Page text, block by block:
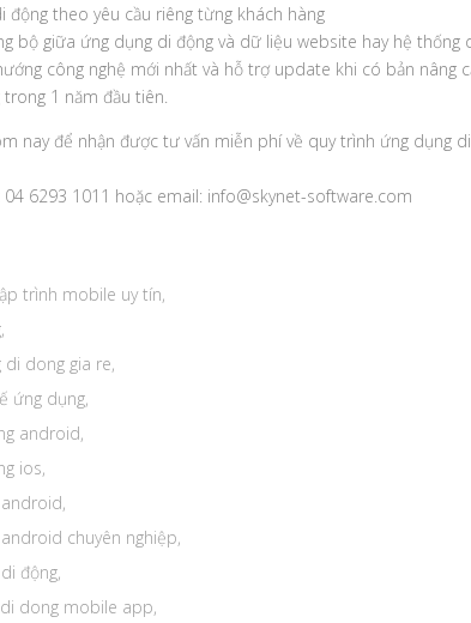
động theo yêu cầu riêng từng khách hàng
bộ giữa ứng dụng di động và dữ liệu website hay hệ thống
công nghệ mới nhất và hỗ trợ update khi có bản nâng
1 năm đầu tiên.
nay để nhận được tư vấn miễn phí về quy trình ứng dụng
6293 1011 hoặc email: info@skynet-software.com
trình mobile uy tín,
,
di dong gia re,
ứng dụng,
android,
ios,
,
chuyên nghiệp,
động,
dong mobile app,